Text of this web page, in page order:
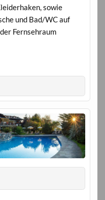
sowie
und Bad/WC auf
Fernsehraum